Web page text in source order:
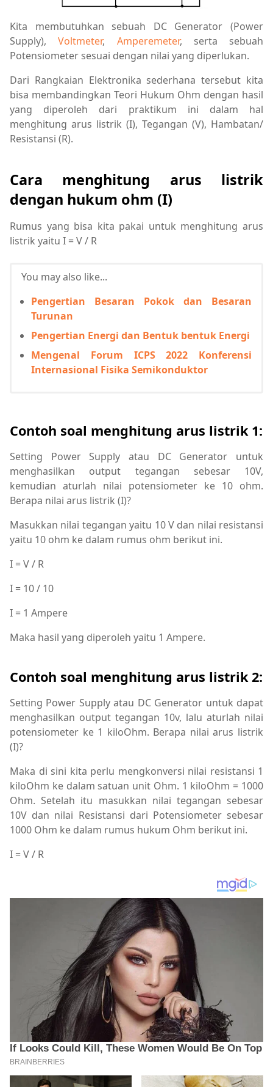
Kita membutuhkan sebuah DC Generator (Power
Supply),Voltmeter, Amperemeter, serta sebuah
Potensiometer sesuai dengan nilai yang diperlukan.
Dari Rangkaian Elektronika sederhana tersebut kita
bisa membandingkan Teori Hukum Ohm dengan hasil
yang diperoleh dari praktikum ini dalam hal
menghitung arus listrik (I), Tegangan (V), Hambatan/
Resistansi (R).
Cara menghitung arus listrik
dengan hukum ohm (I)
Rumus yang bisa kita pakai untuk menghitung arus
listrik yaitu I = V / R
You may also like...
Pengertian Besaran Pokok dan Besaran
Turunan
Pengertian Energi dan Bentuk bentuk Energi
Mengenal Forum ICPS 2022 Konferensi
Internasional Fisika Semikonduktor
Contoh soal menghitung arus listrik 1:
Setting Power Supply atau DC Generator untuk
menghasilkan output tegangan sebesar 10V,
kemudian aturlah nilai potensiometer ke 10 ohm.
Berapa nilai arus listrik (I)?
Masukkan nilai tegangan yaitu 10 V dan nilai resistansi
yaitu 10 ohm ke dalam rumus ohm berikut ini.
I = V / R
I = 10 / 10
I = 1 Ampere
Maka hasil yang diperoleh yaitu 1 Ampere.
Contoh soal menghitung arus listrik 2:
Setting Power Supply atau DC Generator untuk dapat
menghasilkan output tegangan 10v, lalu aturlah nilai
potensiometer ke 1 kiloOhm. Berapa nilai arus listrik
(I)?
Maka di sini kita perlu mengkonversi nilai resistansi 1
kiloOhm ke dalam satuan unit Ohm. 1 kiloOhm = 1000
Ohm. Setelah itu masukkan nilai tegangan sebesar
10V dan nilai Resistansi dari Potensiometer sebesar
1000 Ohm ke dalam rumus hukum Ohm berikut ini.
I = V / R